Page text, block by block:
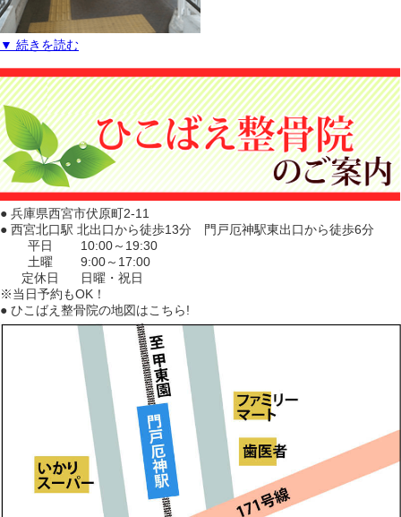
▼ 続きを読む
● 兵庫県西宮市伏原町2-11
● 西宮北口駅 北出口から徒歩13分 門戸厄神駅東出口から徒歩6分
平日
10:00～19:30
土曜
9:00～17:00
定休日
日曜・祝日
※当日予約もOK！
● ひこばえ整骨院の地図はこちら!